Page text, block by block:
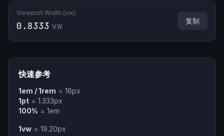
Viewport Width (vw)
0.8333 vw 复制
快速参考
1em / 1rem = 16px
1pt = 1.333px
100% = 1em
1vw = 19.20px